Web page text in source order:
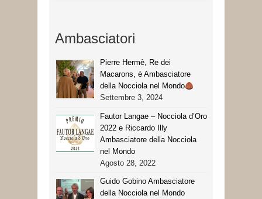
Ambasciatori
Pierre Hermè, Re dei
Macarons, è Ambasciatore
della Nocciola nel Mondo
Settembre 3, 2024
Fautor Langae – Nocciola d’Oro
2022 e Riccardo Illy
Ambasciatore della Nocciola
nel Mondo
Agosto 28, 2022
Guido Gobino Ambasciatore
della Nocciola nel Mondo